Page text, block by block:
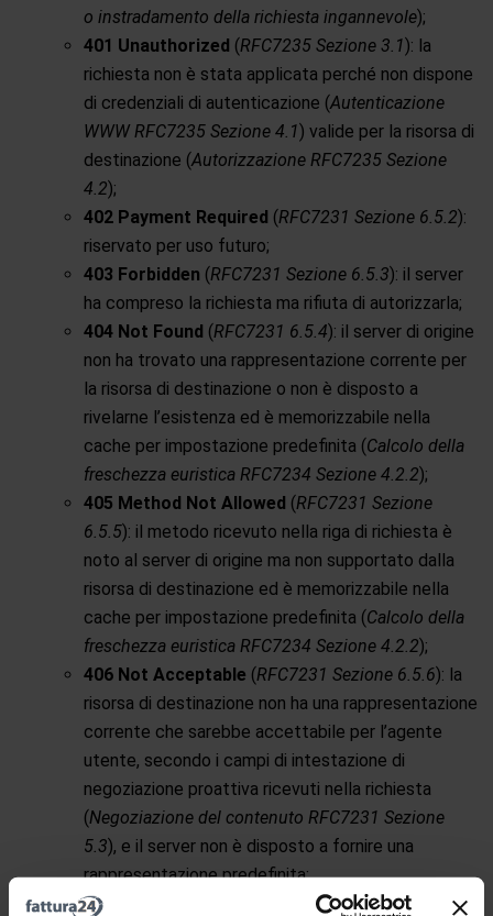
o instradamento della richiesta ingannevole);
401 Unauthorized (RFC7235 Sezione 3.1): la
richiesta non è stata applicata perché non dispone
di credenziali di autenticazione (Autenticazione
WWW RFC7235 Sezione 4.1) valide per la risorsa di
destinazione (Autorizzazione RFC7235 Sezione
4.2);
402 Payment Required (RFC7231 Sezione 6.5.2):
riservato per uso futuro;
403 Forbidden (RFC7231 Sezione 6.5.3): il server
ha compreso la richiesta ma rifiuta di autorizzarla;
404 Not Found (RFC7231 6.5.4): il server di origine
non ha trovato una rappresentazione corrente per
la risorsa di destinazione o non è disposto a
rivelarne l’esistenza ed è memorizzabile nella
cache per impostazione predefinita (Calcolo della
freschezza euristica RFC7234 Sezione 4.2.2);
405 Method Not Allowed (RFC7231 Sezione
6.5.5): il metodo ricevuto nella riga di richiesta è
noto al server di origine ma non supportato dalla
risorsa di destinazione ed è memorizzabile nella
cache per impostazione predefinita (Calcolo della
freschezza euristica RFC7234 Sezione 4.2.2);
406 Not Acceptable (RFC7231 Sezione 6.5.6): la
risorsa di destinazione non ha una rappresentazione
corrente che sarebbe accettabile per l’agente
utente, secondo i campi di intestazione di
negoziazione proattiva ricevuti nella richiesta
(Negoziazione del contenuto RFC7231 Sezione
5.3), e il server non è disposto a fornire una
rappresentazione predefinita;
407 Proxy Authentication Required(RFC7235